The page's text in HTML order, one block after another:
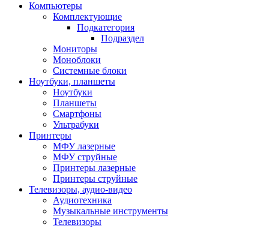
Компьютеры
Комплектующие
Подкатегория
Подраздел
Мониторы
Моноблоки
Системные блоки
Ноутбуки, планшеты
Ноутбуки
Планшеты
Смартфоны
Ультрабуки
Принтеры
МФУ лазерные
МФУ струйные
Принтеры лазерные
Принтеры струйные
Телевизоры, аудио-видео
Аудиотехника
Музыкальные инструменты
Телевизоры